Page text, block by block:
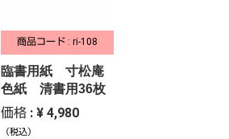
商品コード : ri-108
臨書用紙 寸松庵
色紙 清書用36枚
価格 : ¥ 4,980
（税込）